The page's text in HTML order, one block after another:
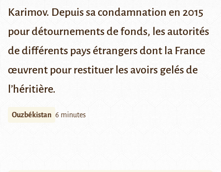
Karimov. Depuis sa condamnation en 2015
pour détournements de fonds, les autorités
de différents pays étrangers dont la France
œuvrent pour restituer les avoirs gelés de
l’héritière.
Ouzbékistan 6 minutes